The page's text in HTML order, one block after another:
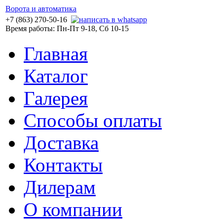
Ворота и автоматика
+7 (863) 270-50-16
Время работы: Пн-Пт 9-18, Сб 10-15
Главная
Каталог
Галерея
Способы оплаты
Доставка
Контакты
Дилерам
О компании